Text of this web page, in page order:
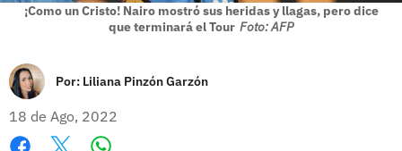
¡Como un Cristo! Nairo mostró sus heridas y llagas, pero dice
que terminará el Tour Foto: AFP
Por: Liliana Pinzón Garzón
18 de Ago, 2022